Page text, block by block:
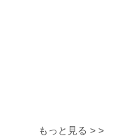
もっと見る > >